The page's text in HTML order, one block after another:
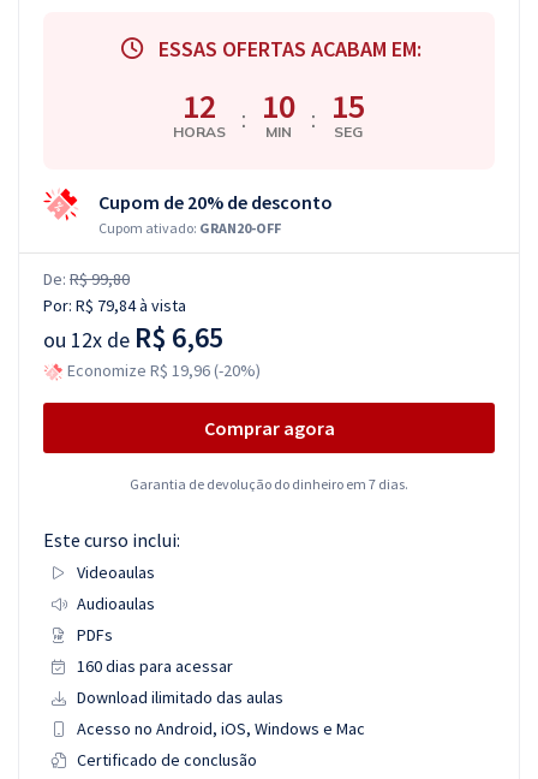
ESSAS OFERTAS ACABAM EM:
12
HORAS : 10
MIN : 14
SEG
Cupom de 20% de desconto
Cupom ativado: GRAN20-OFF
De: R$ 99,80
Por: R$ 79,84à vista
ou 12x de R$ 6,65
Economize R$ 19,96 (-20%)
Comprar agora
Garantia de devolução do dinheiro em 7 dias.
Este curso inclui:
Videoaulas
Audioaulas
PDFs
160 dias para acessar
Download ilimitado das aulas
Acesso no Android, iOS, Windows e Mac
Certificado de conclusão